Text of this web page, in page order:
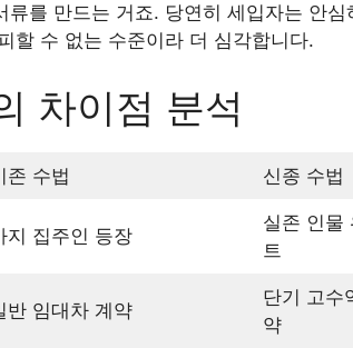
를 만드는 거죠. 당연히 세입자는 안심
할 수 없는 수준이라 더 심각합니다.
차이점 분석
존 수법 신종 수법
지 집주인 등장
실존 인물
트
반 임대차 계약
단기 고수
약